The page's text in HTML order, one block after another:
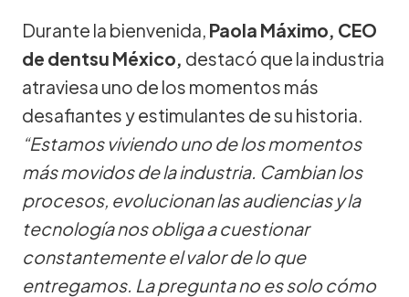
Durante la bienvenida, Paola Máximo, CEO
de dentsu México, destacó que la industria
atraviesa uno de los momentos más
desafiantes y estimulantes de su historia.
“Estamos viviendo uno de los momentos
más movidos de la industria. Cambian los
procesos, evolucionan las audiencias y la
tecnología nos obliga a cuestionar
constantemente el valor de lo que
entregamos. La pregunta no es solo cómo